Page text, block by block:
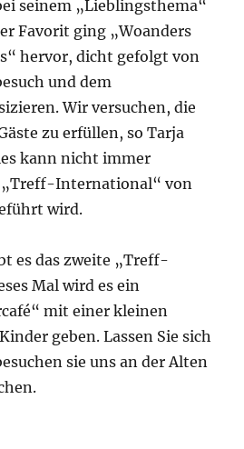
seinem „Lieblingsthema“
Favorit ging „Woanders
hervor, dicht gefolgt von
und dem
Wir versuchen, die
zu erfüllen, so Tarja
kann nicht immer
„Treff-International“ von
wird.
es das zweite „Treff-
Mal wird es ein
mit einer kleinen
geben. Lassen Sie sich
sie uns an der Alten